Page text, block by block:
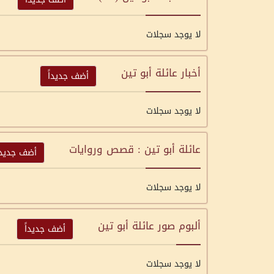
لا يوجد سجلات
أخبار عائلة أبو تين أضف جديداً
لا يوجد سجلات
عائلة أبو تين : قصص وروايات أضف
لا يوجد سجلات
ألبوم صور عائلة أبو تين أضف جديداً
لا يوجد سجلات